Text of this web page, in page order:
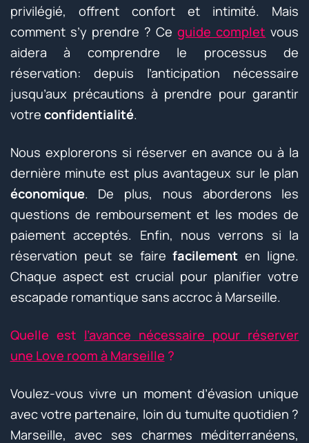
privilégié, offrent confort et intimité. Mais
comment s’y prendre ? Ceguide complet vous
aidera à comprendre le processus de
réservation: depuis l’anticipation nécessaire
jusqu’aux précautions à prendre pour garantir
votre confidentialité.
Nous explorerons si réserver en avance ou à la
dernière minute est plus avantageux sur le plan
économique. De plus, nous aborderons les
questions de remboursement et les modes de
paiement acceptés. Enfin, nous verrons si la
réservation peut se fairefacilement en ligne.
Chaque aspect est crucial pour planifier votre
escapade romantique sans accroc à Marseille.
Quelle est l’avance nécessaire pour réserver
une Love room à Marseille ?
Voulez-vous vivre un moment d’évasion unique
avec votre partenaire, loin du tumulte quotidien ?
Marseille, avec ses charmes méditerranéens,